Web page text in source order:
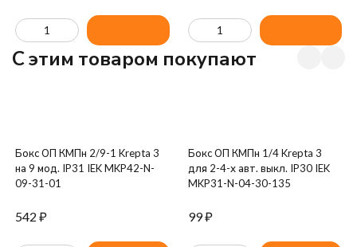
C этим товаром покупают
Бокс ОП КМПн 2/9-1 Krepta 3
на 9 мод. IP31 IEK MKP42-N-
09-31-01
542 ₽
Бокс ОП КМПн 1/4 Krepta 3
для 2-4-х авт. выкл. IP30 IEK
MKP31-N-04-30-135
99₽